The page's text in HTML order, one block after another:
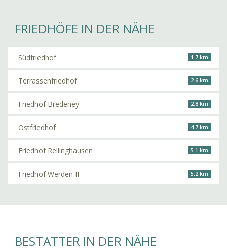
FRIEDHÖFE IN DER NÄHE
Südfriedhof 1.7 km
Terrassenfriedhof 2.6 km
Friedhof Bredeney 2.8 km
Ostfriedhof 4.7 km
Friedhof Rellinghausen 5.1 km
Friedhof Werden II 5.2 km
BESTATTER IN DER NÄHE